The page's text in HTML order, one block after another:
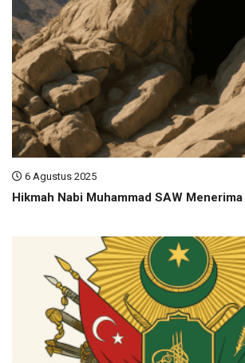
6 Agustus 2025
Hikmah Nabi Muhammad SAW